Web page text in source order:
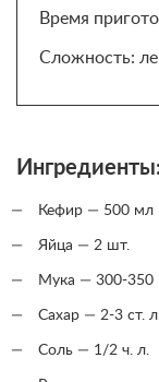
Время
Сложность:
Ингредиенты:
Кефир — 500 мл
Яйца — 2 шт.
Мука — 300-350
Сахар — 2-3 ст.
Соль — 1/2 ч. л.